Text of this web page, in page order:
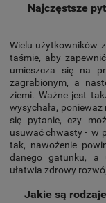
Najczęstsze
Wielu użytkowników
taśmie, aby
umieszcza się na
zagrabionym, a
ziemi. Ważne jest
wysychała,
się pytanie, czy
usuwać chwasty - w
tak, nawożenie
danego gatunku, a
ułatwia zdrowy
Jakie są